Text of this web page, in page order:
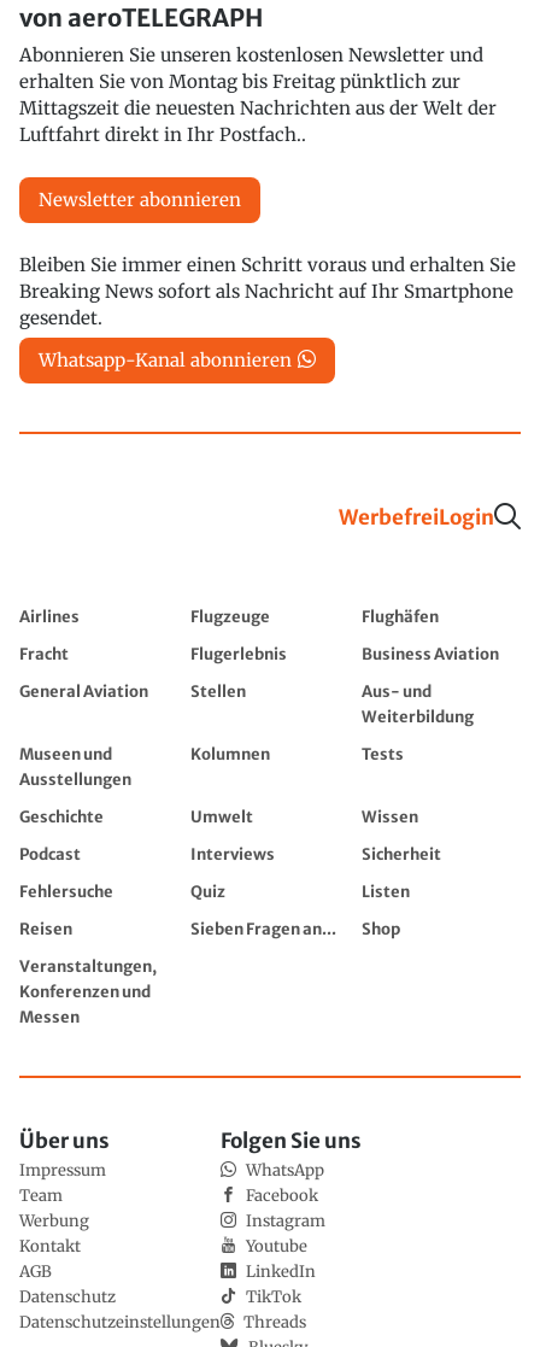
von aeroTELEGRAPH
Abonnieren Sie unseren kostenlosen Newsletter und
erhalten Sie von Montag bis Freitag pünktlich zur
Mittagszeit die neuesten Nachrichten aus der Welt der
Luftfahrt direkt in Ihr Postfach..
Newsletter abonnieren
Bleiben Sie immer einen Schritt voraus und erhalten Sie
Breaking News sofort als Nachricht auf Ihr Smartphone
gesendet.
Whatsapp-Kanal abonnieren
WerbefreiLogin
Airlines Flugzeuge
Flughäfen
Fracht
Flugerlebnis
Business Aviation
General Aviation
Stellen
Aus- und
Weiterbildung
Museen und
Ausstellungen
Kolumnen Tests
Geschichte Umwelt
Wissen
Podcast
Interviews
Sicherheit
Fehlersuche
Quiz
Listen
Reisen
Sieben Fragen an...
Shop
Veranstaltungen,
Konferenzen und
Messen
Über uns
Impressum
Team
Werbung
Kontakt
AGB
Datenschutz
Datenschutzeinstellungen
Folgen Sie uns
WhatsApp
Facebook
Instagram
Youtube
LinkedIn
TikTok
Threads